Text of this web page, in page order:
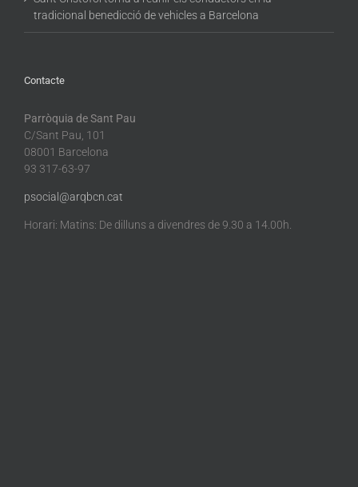
tradicional benedicció de vehicles a Barcelona
Contacte
Parròquia de Sant Pau
C/Sant Pau, 101
08001 Barcelona
93 317-63-97
psocial@arqbcn.cat
Horari: Matins: De dilluns a divendres de 9.30 a 14.00h.